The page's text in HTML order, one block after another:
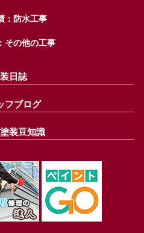
：防水工事
その他の工事
日誌
フブログ
装豆知識